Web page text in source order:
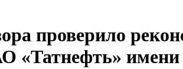
проверило
«Татнефть»